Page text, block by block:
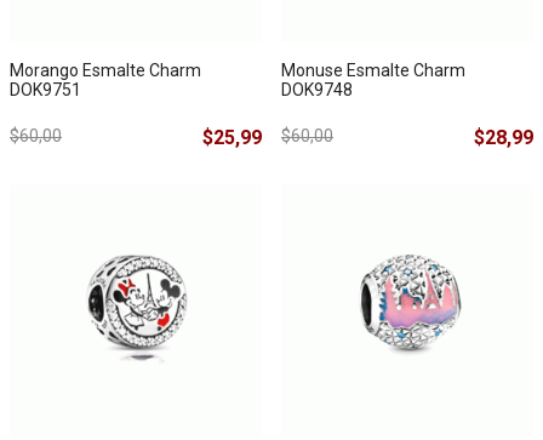
Morango Esmalte Charm
DOK9751
$60,00 $25,99
Monuse Esmalte Charm
DOK9748
$60,00 $28,99